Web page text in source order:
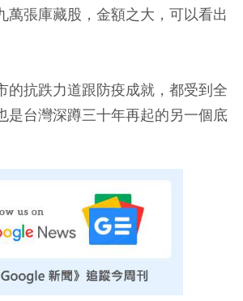
萬張庫藏股，金額之大，可以看出
的抗跌力道跟防疫成就，都受到全
是台灣深蹲三十年再起的另一個底